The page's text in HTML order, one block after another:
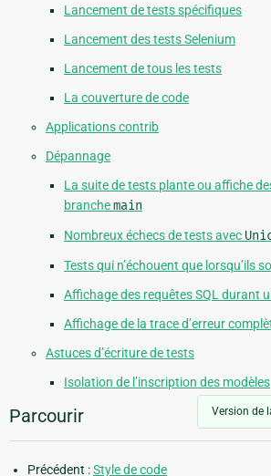
Version de
Lancement de tests spécifiques
Lancement des tests Selenium
Lancement de tous les tests
La couverture de code
Applications contrib
Dépannage
La suite de tests plante ou affiche
branchemain
Nombreux échecs de tests avec
Tests qui n’échouent que lorsqu’ils
Affichage des requêtes SQL durant
Affichage de la trace d’erreur
Astuces d’écriture de tests
Isolation de l’inscription des modèles
Parcourir
Précédent :Style de code